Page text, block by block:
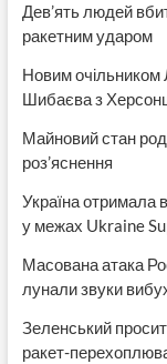
Дев’ять людей
ракетним ударом
Новим очільником
Шибаєва з
Майновий стан
роз’яснення
Україна отримала
у межах Ukraine
Масована атака
лунали звуки
Зеленський
ракет-